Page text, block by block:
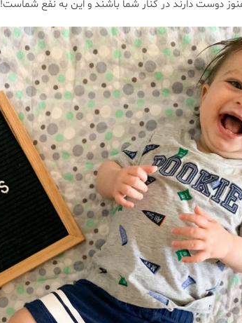
دوست دارند در کنار شما باشند و این به نفع شماست!